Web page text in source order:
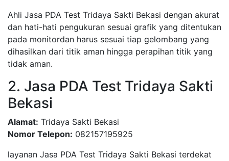
Ahli Jasa PDA Test Tridaya Sakti Bekasi dengan akurat
dan hati-hati pengukuran sesuai grafik yang ditentukan
pada monitordan harus sesuai tiap gelombang yang
dihasilkan dari titik aman hingga perapihan titik yang
tidak aman.
2. Jasa PDA Test Tridaya Sakti
Bekasi
Alamat: Tridaya Sakti Bekasi
Nomor Telepon: 082157195925
layanan Jasa PDA Test Tridaya Sakti Bekasi terdekat